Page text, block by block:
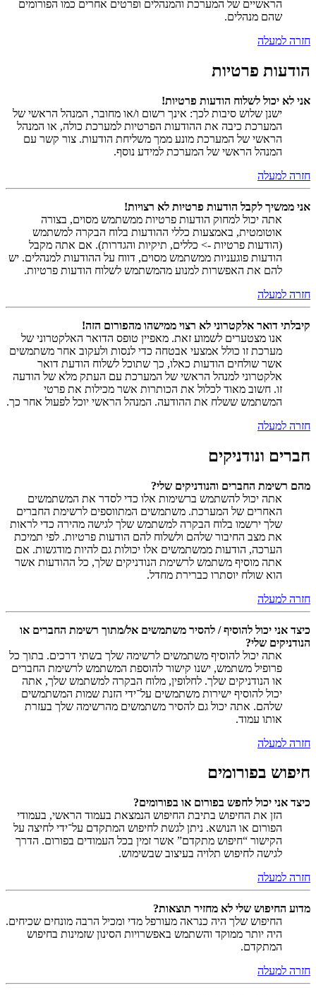
הראשיים של המערכת והמנהלים ופרטים אחרים כמו הפורומים
שהם מנהלים.
חזרה למעלה
הודעות פרטיות
אני לא יכול לשלוח הודעות פרטיות!
ישנן שלוש סיבות לכך: אינך רשום ו/או מחובר, המנהל הראשי של
המערכת כיבה את ההודעות הפרטיות למערכת כולה, או המנהל
הראשי של המערכת מונע ממך משליחת הודעות. צור קשר עם
המנהל הראשי של המערכת למידע נוסף.
חזרה למעלה
אני ממשיך לקבל הודעות פרטיות לא רצויות!
אתה יכול למחוק הודעות פרטיות ממשתמש מסוים, בצורה
אוטומטית, באמצעות כללי ההודעות בלוח הבקרה למשתמש
(הודעות פרטיות -> כללים, תיקיות והגדרות). אם אתה מקבל
הודעות פוגעניות ממשתמש מסוים, דווח על ההודעות למנהלים. יש
להם את האפשרות למנוע מהמשתמש לשלוח הודעות פרטיות.
חזרה למעלה
קיבלתי דואר אלקטרוני לא רצוי ממישהו מהפורום הזה!
אנו מצטערים לשמוע זאת. מאפיין טופס הדואר האלקטרוני של
מערכת זו כולל אמצעי אבטחה כדי לנסות ולעקוב אחר משתמשים
אשר שולחים הודעות כאלו, כך שתוכל לשלוח הודעת דואר
אלקטרוני למנהל הראשי של המערכת עם העתק מלא של הודעה
זו. חשוב מאוד לכלול את הכותרות אשר מכילות את פרטי
המשתמש ששלח את ההודעה. המנהל הראשי יוכל לפעול אחר כך.
חזרה למעלה
חברים ונודניקים
מהם רשימת החברים והנודניקים שלי?
אתה יכול להשתמש ברשימות אלו כדי לסדר את המשתמשים
האחרים של המערכת. משתמשים המתווספים לרשימת החברים
שלך ירשמו בלוח הבקרה למשתמש שלך לגישה מהירה כדי לראות
את מצב החיבור שלהם ולשלוח להם הודעות פרטיות. לפי תמיכת
הערכה, הודעות ממשתמשים אלו יכולות גם להיות מודגשות. אם
אתה מוסיף משתמש לרשימת הנודניקים שלך, כל ההודעות אשר
הוא שולח יוסתרו כברירת מחדל.
חזרה למעלה
כיצד אני יכול להוסיף / להסיר משתמשים אל/מתוך רשימת החברים או
הנודניקים שלי?
אתה יכול להוסיף משתמשים לרשימה שלך בשתי דרכים. בתוך כל
פרופיל משתמש, ישנו קישור להוספת המשתמש לרשימת החברים
או הנודניקים שלך. לחלופין, מלוח הבקרה למשתמש שלך, אתה
יכול להוסיף ישירות משתמשים על־ידי הזנת שמות המשתמשים
שלהם. אתה יכול גם להסיר משתמשים מהרשימה שלך בעזרת
אותו עמוד.
חזרה למעלה
חיפוש בפורומים
כיצד אני יכול לחפש בפורום או בפורומים?
הזן את החיפוש בתיבת החיפוש הנמצאת בעמוד הראשי, בעמודי
הפורום או הנושא. ניתן לגשת לחיפוש המתקדם על־ידי לחיצה על
הקישור “חיפוש מתקדם” אשר זמין בכל העמודים בפורום. הדרך
לגישה לחיפוש תלויה בעיצוב שבשימוש.
חזרה למעלה
מדוע החיפוש שלי לא מחזיר תוצאות?
החיפוש שלך היה כנראה מעורפל מדי ומכיל הרבה מונחים שכיחים.
היה יותר ממוקד והשתמש באפשרויות הסינון שזמינות בחיפוש
המתקדם.
חזרה למעלה